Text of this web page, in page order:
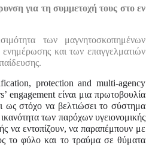
για τη συμμετοχή τους στο εν
των μαγνητοσκοπημένων
και των επαγγελματιών
protection and multi-agency
είναι μια πρωτοβουλία
ως στόχο να βελτιώσει το σύστημα
των παρόχων υγειονομικής
να εντοπίζουν, να παραπέμπουν με
το φύλο και το τραύμα σε θύματα